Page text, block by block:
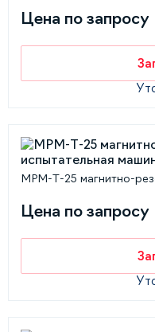
Цена по запросу
MPM-Т-25 магнитно-
Цена по запросу